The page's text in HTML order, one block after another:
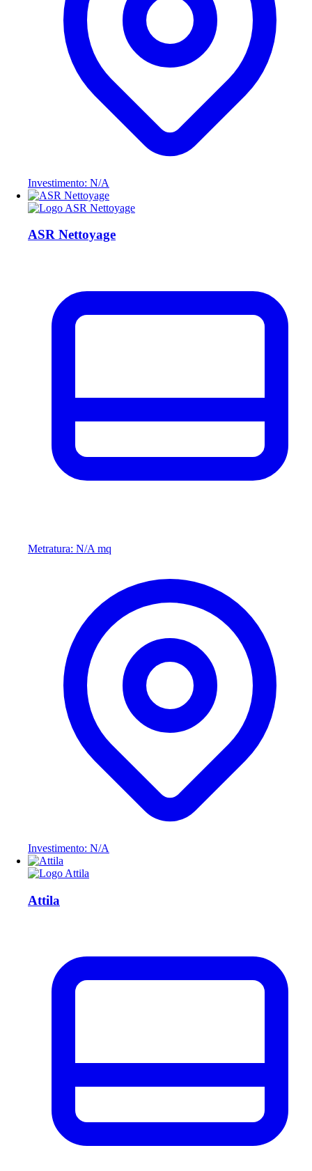
Investimento: N/A
ASR Nettoyage
Metratura: N/A mq
Investimento: N/A
Attila